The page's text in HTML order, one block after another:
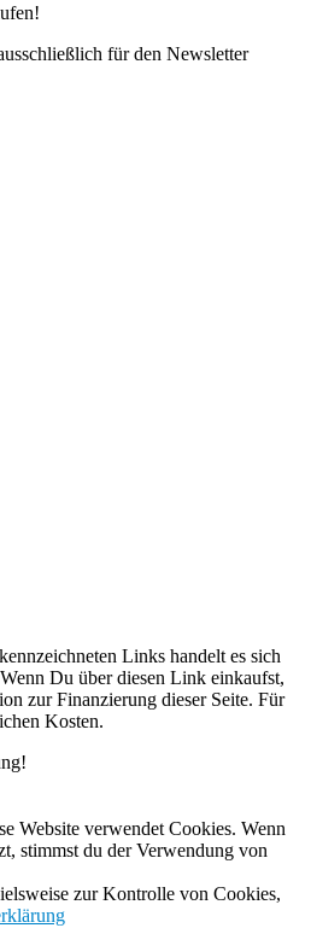
für den Newsletter
Links handelt es sich
Du über diesen Link einkaufst,
zur Finanzierung dieser Seite. Für
Kosten.
Website verwendet Cookies. Wenn
stimmst du der Verwendung von
zur Kontrolle von Cookies,